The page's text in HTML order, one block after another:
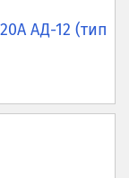
АД-12 (тип